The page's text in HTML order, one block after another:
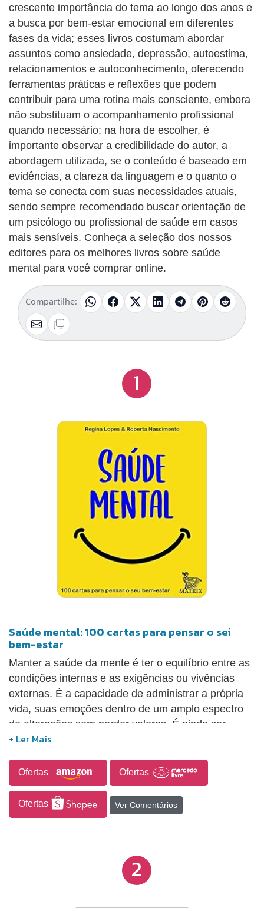
crescente importância do tema ao longo dos anos e
a busca por bem-estar emocional em diferentes
fases da vida; esses livros costumam abordar
assuntos como ansiedade, depressão, autoestima,
relacionamentos e autoconhecimento, oferecendo
ferramentas práticas e reflexões que podem
contribuir para uma rotina mais consciente, embora
não substituam o acompanhamento profissional
quando necessário; na hora de escolher, é
importante observar a credibilidade do autor, a
abordagem utilizada, se o conteúdo é baseado em
evidências, a clareza da linguagem e o quanto o
tema se conecta com suas necessidades atuais,
sendo sempre recomendado buscar orientação de
um psicólogo ou profissional de saúde em casos
mais sensíveis. Conheça a seleção dos nossos
editores para os melhores livros sobre saúde
mental para você comprar online.
Compartilhe:
1
Saúde mental: 100 cartas para pensar o sei
bem-estar
Manter a saúde da mente é ter o equilíbrio entre as
condições internas e as exigências ou vivências
externas. É a capacidade de administrar a própria
vida, suas emoções dentro de um amplo espectro
de alterações sem perder valores. É ainda ser
responsável pelos seus atos, buscar viver a vida na
consigo e com as pessoas ao seu redor. As
questões deste livro-caixinha® vão ajudá-lo na
busca por uma melhor qualidade de vida.
Ofertas Ofertas
Ofertas Ver Comentários
2